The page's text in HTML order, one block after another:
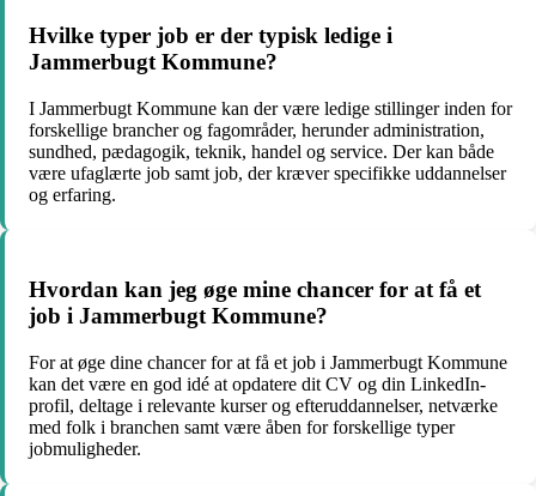
Hvilke typer job er der typisk ledige i
Jammerbugt Kommune?
I Jammerbugt Kommune kan der være ledige stillinger inden for
forskellige brancher og fagområder, herunder administration,
sundhed, pædagogik, teknik, handel og service. Der kan både
være ufaglærte job samt job, der kræver specifikke uddannelser
og erfaring.
Hvordan kan jeg øge mine chancer for at få et
job i Jammerbugt Kommune?
For at øge dine chancer for at få et job i Jammerbugt Kommune
kan det være en god idé at opdatere dit CV og din LinkedIn-
profil, deltage i relevante kurser og efteruddannelser, netværke
med folk i branchen samt være åben for forskellige typer
jobmuligheder.